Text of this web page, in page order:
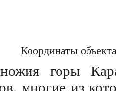
Координаты
горы
многие из